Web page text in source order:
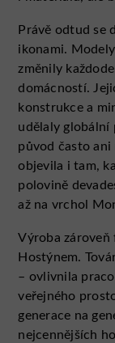
Právě odtud se
ikonami.
změnily
domácností.
konstrukce a
udělaly globální
původ často ani
objevila i tam,
polovině
až na vrchol
Výroba zároveň
Hostýnem.
– ovlivnila
veřejného
generace na
nejcennějších